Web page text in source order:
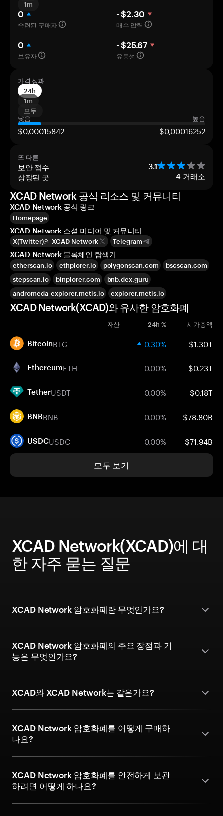
1m
0
숙련된 구매자
- $2.30
매수 압력
0
보유자
- $25.67
유동성
가격 성과
24h
1m
모두
낮음
높음
$0,00015842 $0,00016252
또 다른
보안 점수 3.1
상장된 곳 4 거래소
XCAD Network 공식 리소스 및 커뮤니티
XCAD Network 공식 링크
Homepage
XCAD Network 소셜 미디어 및 커뮤니티
X(Twitter)의 XCAD Network Telegram
XCAD Network 블록체인 탐색기
etherscan.io ethplorer.io polygonscan.com
bscscan.com
stepscan.io
binplorer.com
bnb.dex.guru
andromeda-explorer.metis.io
explorer.metis.io
XCAD Network(XCAD)와 유사한 암호화폐
자산 24h % 시가총액
BitcoinBTC 0.30% $1.30T
EthereumETH 0.00% $0.23T
TetherUSDT 0.00% $0.18T
BNBBNB 0.00% $78.80B
USDCUSDC 0.00% $71.94B
모두 보기
XCAD Network(XCAD)에 대
한 자주 묻는 질문
XCAD Network 암호화폐란 무엇인가요?
XCAD Network 암호화폐의 주요 장점과 기
능은 무엇인가요?
XCAD와 XCAD Network는 같은가요?
XCAD Network 암호화폐를 어떻게 구매하
나요?
XCAD Network 암호화폐를 안전하게 보관
하려면 어떻게 하나요?